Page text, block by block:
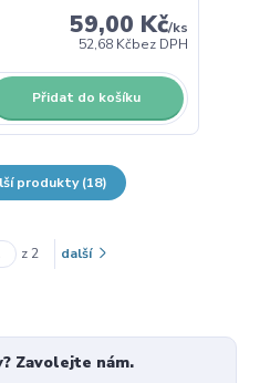
59,00 Kč/ks
52,68 Kčbez DPH
Přidat do košíku
produkty (18)
z 2 další
Zavolejte nám.